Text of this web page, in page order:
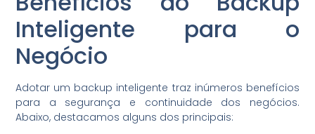
Inteligente para o
Negócio
Adotar um backup inteligente traz inúmeros benefícios
para a segurança e continuidade dos negócios.
Abaixo, destacamos alguns dos principais: